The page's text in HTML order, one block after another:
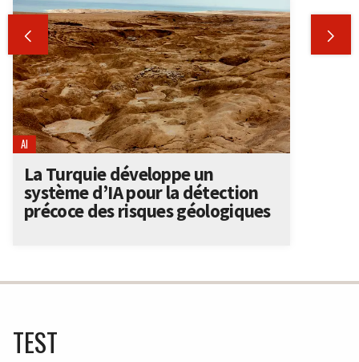
 
AI
La Turquie développe un
système d’IA pour la détection
précoce des risques géologiques
TEST